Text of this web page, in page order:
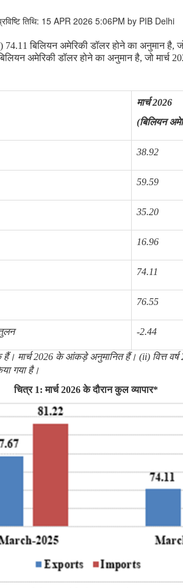
तिथि: 15 APR 2026 5:06PM by PIB Delhi
बिलियन अमेरिकी डॉलर होने का अनुमान है,
अमेरिकी डॉलर होने का अनुमान है, जो मार्च
मार्च2026
(बिलियन
38.92
59.59
35.20
16.96
74.11
76.55
-2.44
मार्च 2026 के आंकड़े अनुमानित हैं। (ii) वित्त
गया है।
चित्र 1: मार्च 2026 के दौरान कुल व्यापार*